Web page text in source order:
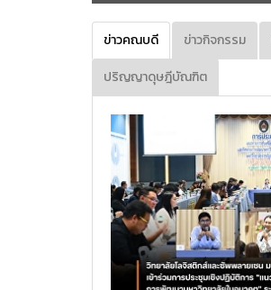
ข่าวคณบดี ข่าวกิจกรรม
ปริญญาดุษฎีบัณฑิต